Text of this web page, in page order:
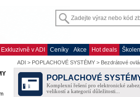
Exkluzivně v ADI Ceníky Akce Hot deals
ADI > POPLACHOVÉ SYSTÉMY > Bezdrátové
POPLACHOVÉ
Komplexní řešení pro elektronické
velikostí a kategorií důležitosti...